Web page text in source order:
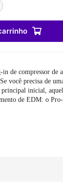
de compressor de
você precisa de
inicial,
de EDM: o